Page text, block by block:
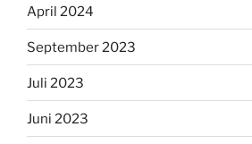
April 2024
September 2023
Juli 2023
Juni 2023